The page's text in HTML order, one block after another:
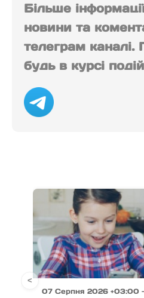
Більше
новини та
телеграм каналі.
будь в курсі
07 Серпня 2026 +03:00
<